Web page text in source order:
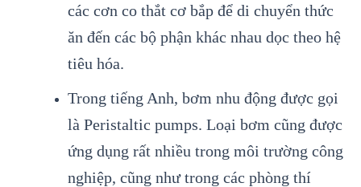
các cơn co thắt cơ bắp để di chuyển thức
ăn đến các bộ phận khác nhau dọc theo hệ
tiêu hóa.
Trong tiếng Anh, bơm nhu động được gọi
là Peristaltic pumps. Loại bơm cũng được
ứng dụng rất nhiều trong môi trường công
nghiệp, cũng như trong các phòng thí